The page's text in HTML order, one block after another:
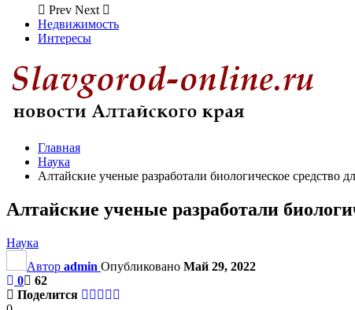
Prev Next
Недвижимость
Интересы
Главная
Наука
Алтайские ученые разработали биологическое средство
Алтайские ученые разработали
Наука
Автор admin Опубликовано Май 29, 2022
0
62
Поделится